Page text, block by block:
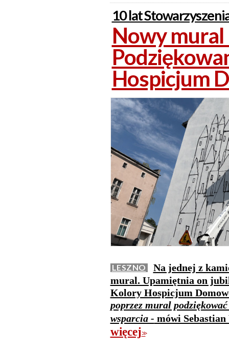
10 lat
Nowy
Hospicjum
LESZNO
Na jednej z
mural. Upamiętnia on
Kolory Hospicjum
poprzez mural
wsparcia - mówi
więcej>>